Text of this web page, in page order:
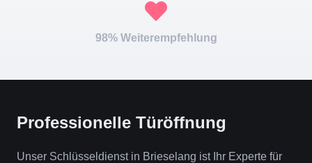
98% Weiterempfehlung
Professionelle Türöffnung
Unser Schlüsseldienst in Brieselang ist Ihr Experte für